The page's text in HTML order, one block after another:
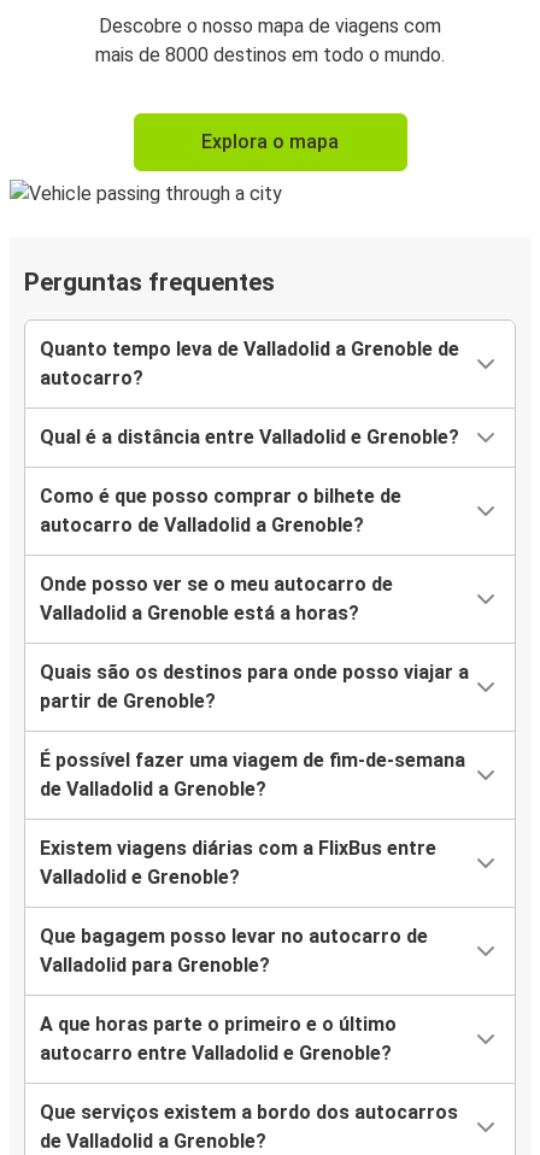
Descobre o nosso mapa de viagens com
mais de 8000 destinos em todo o mundo.
Explora o mapa
Perguntas frequentes
Quanto tempo leva de Valladolid a Grenoble de
autocarro?
Qual é a distância entre Valladolid e Grenoble?
Como é que posso comprar o bilhete de
autocarro de Valladolid a Grenoble?
Onde posso ver se o meu autocarro de
Valladolid a Grenoble está a horas?
Quais são os destinos para onde posso viajar a
partir de Grenoble?
É possível fazer uma viagem de fim-de-semana
de Valladolid a Grenoble?
Existem viagens diárias com a FlixBus entre
Valladolid e Grenoble?
Que bagagem posso levar no autocarro de
Valladolid para Grenoble?
A que horas parte o primeiro e o último
autocarro entre Valladolid e Grenoble?
Que serviços existem a bordo dos autocarros
de Valladolid a Grenoble?